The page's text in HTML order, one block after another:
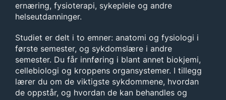
ernæring, fysioterapi, sykepleie og andre
helseutdanninger.
Studiet er delt i to emner: anatomi og fysiologi i
første semester, og sykdomslære i andre
semester. Du får innføring i blant annet biokjemi,
cellebiologi og kroppens organsystemer. I tillegg
lærer du om de viktigste sykdommene, hvordan
de oppstår, og hvordan de kan behandles og